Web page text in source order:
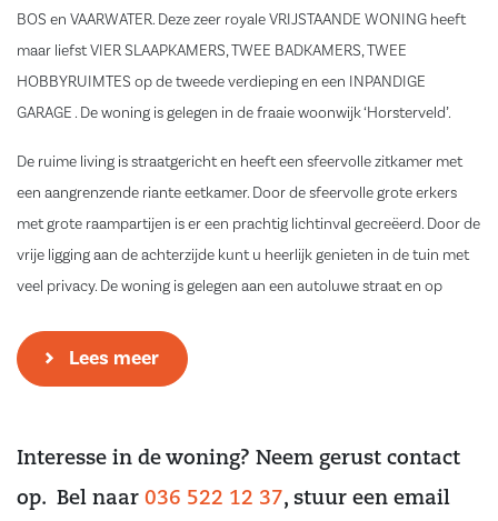
BOS en VAARWATER. Deze zeer royale VRIJSTAANDE WONING heeft
maar liefst VIER SLAAPKAMERS, TWEE BADKAMERS, TWEE
HOBBYRUIMTES op de tweede verdieping en een INPANDIGE
GARAGE . De woning is gelegen in de fraaie woonwijk ‘Horsterveld’.
De ruime living is straatgericht en heeft een sfeervolle zitkamer met
een aangrenzende riante eetkamer. Door de sfeervolle grote erkers
met grote raampartijen is er een prachtig lichtinval gecreëerd. Door de
vrije ligging aan de achterzijde kunt u heerlijk genieten in de tuin met
veel privacy. De woning is gelegen aan een autoluwe straat en op
speelgebieden, uitgestrekte bossen, scholen, supermarkt en golfbaan.
Begane grond:
een vaste trapopgang naar de eerste verdieping. Vanuit de hal is er
Lees meer
Interesse in de woning? Neem gerust contact
op. Bel naar 036 522 12 37, stuur een email